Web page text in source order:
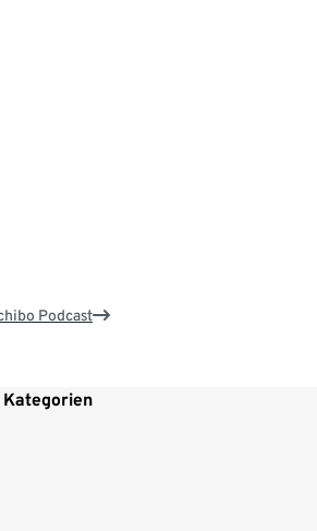
Podcast
Kategorien